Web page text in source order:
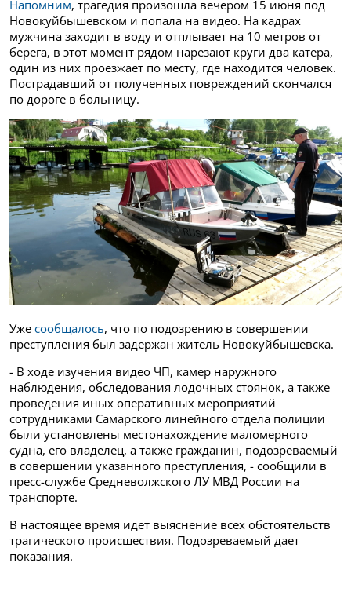
Напомним, трагедия произошла вечером 15 июня под
Новокуйбышевском и попала на видео. На кадрах
мужчина заходит в воду и отплывает на 10 метров от
берега, в этот момент рядом нарезают круги два катера,
один из них проезжает по месту, где находится человек.
Пострадавший от полученных повреждений скончался
по дороге в больницу.
Уже сообщалось, что по подозрению в совершении
преступления был задержан житель Новокуйбышевска.
- В ходе изучения видео ЧП, камер наружного
наблюдения, обследования лодочных стоянок, а также
проведения иных оперативных мероприятий
сотрудниками Самарского линейного отдела полиции
были установлены местонахождение маломерного
судна, его владелец, а также гражданин, подозреваемый
в совершении указанного преступления, - сообщили в
пресс-службе Средневолжского ЛУ МВД России на
транспорте.
В настоящее время идет выяснение всех обстоятельств
трагического происшествия. Подозреваемый дает
показания.